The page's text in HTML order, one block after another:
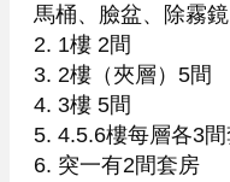
馬桶、臉盆、除霧鏡
2. 1樓 2間
3. 2樓（夾層）5間
4. 3樓 5間
5. 4.5.6樓每層各3
6. 突一有2間套房